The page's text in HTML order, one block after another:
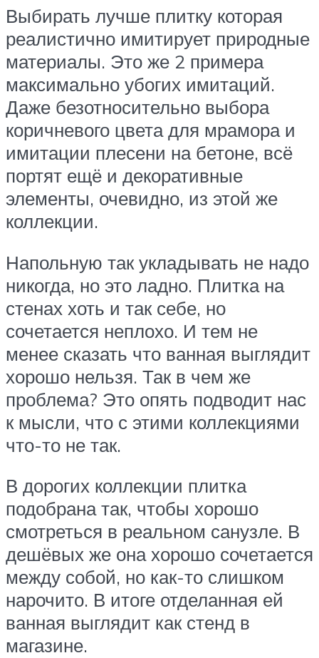
Выбирать лучше плитку которая
реалистично имитирует природные
материалы. Это же 2 примера
максимально убогих имитаций.
Даже безотносительно выбора
коричневого цвета для мрамора и
имитации плесени на бетоне, всё
портят ещё и декоративные
элементы, очевидно, из этой же
коллекции.
Напольную так укладывать не надо
никогда, но это ладно. Плитка на
стенах хоть и так себе, но
сочетается неплохо. И тем не
менее сказать что ванная выглядит
хорошо нельзя. Так в чем же
проблема? Это опять подводит нас
к мысли, что с этими коллекциями
что-то не так.
В дорогих коллекции плитка
подобрана так, чтобы хорошо
смотреться в реальном санузле. В
дешёвых же она хорошо сочетается
между собой, но как-то слишком
нарочито. В итоге отделанная ей
ванная выглядит как стенд в
магазине.